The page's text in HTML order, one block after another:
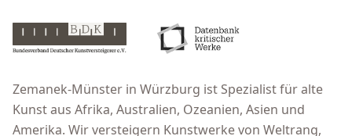
Zemanek-Münster in Würzburg ist Spezialist für alte
Kunst aus Afrika, Australien, Ozeanien, Asien und
Amerika. Wir versteigern Kunstwerke von Weltrang,